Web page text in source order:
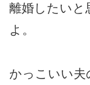
離婚したいと
よ。
かっこいい